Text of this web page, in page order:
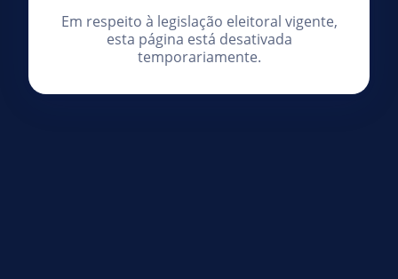
Em respeito à legislação eleitoral vigente,
esta página está desativada
temporariamente.